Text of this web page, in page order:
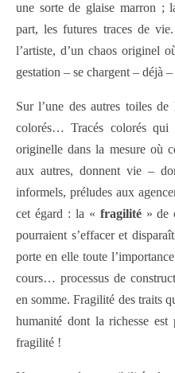
une sorte de glaise marron ;
part, les futures traces de
l’artiste, d’un chaos originel
gestation – se chargent – déjà
Sur l’une des autres toiles
colorés… Tracés colorés qui
originelle dans la mesure où
aux autres, donnent vie –
informels, préludes aux
cet égard : la « fragilité» de
pourraient s’effacer et
porte en elle toute
cours… processus de
en somme. Fragilité des traits
humanité dont la richesse est
fragilité !